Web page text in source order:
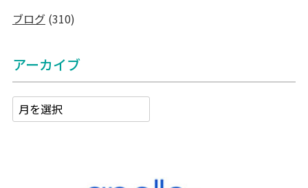
ブログ(310)
アーカイブ